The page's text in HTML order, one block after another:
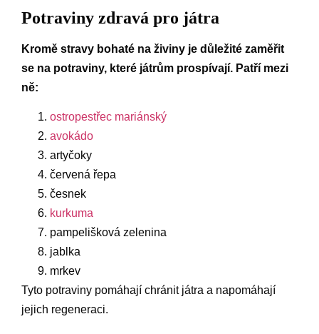
Potraviny zdravá pro játra
Kromě stravy bohaté na živiny je důležité zaměřit
se na potraviny, které játrům prospívají. Patří mezi
ně:
ostropestřec mariánský
avokádo
artyčoky
červená řepa
česnek
kurkuma
pampelišková zelenina
jablka
mrkev
Tyto potraviny pomáhají chránit játra a napomáhají
jejich regeneraci.